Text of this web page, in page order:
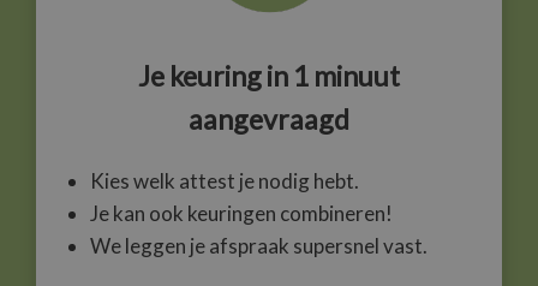
Je keuring in 1 minuut
aangevraagd
Kies welk attest je nodig hebt.
Je kan ook keuringen combineren!
We leggen je afspraak supersnel vast.